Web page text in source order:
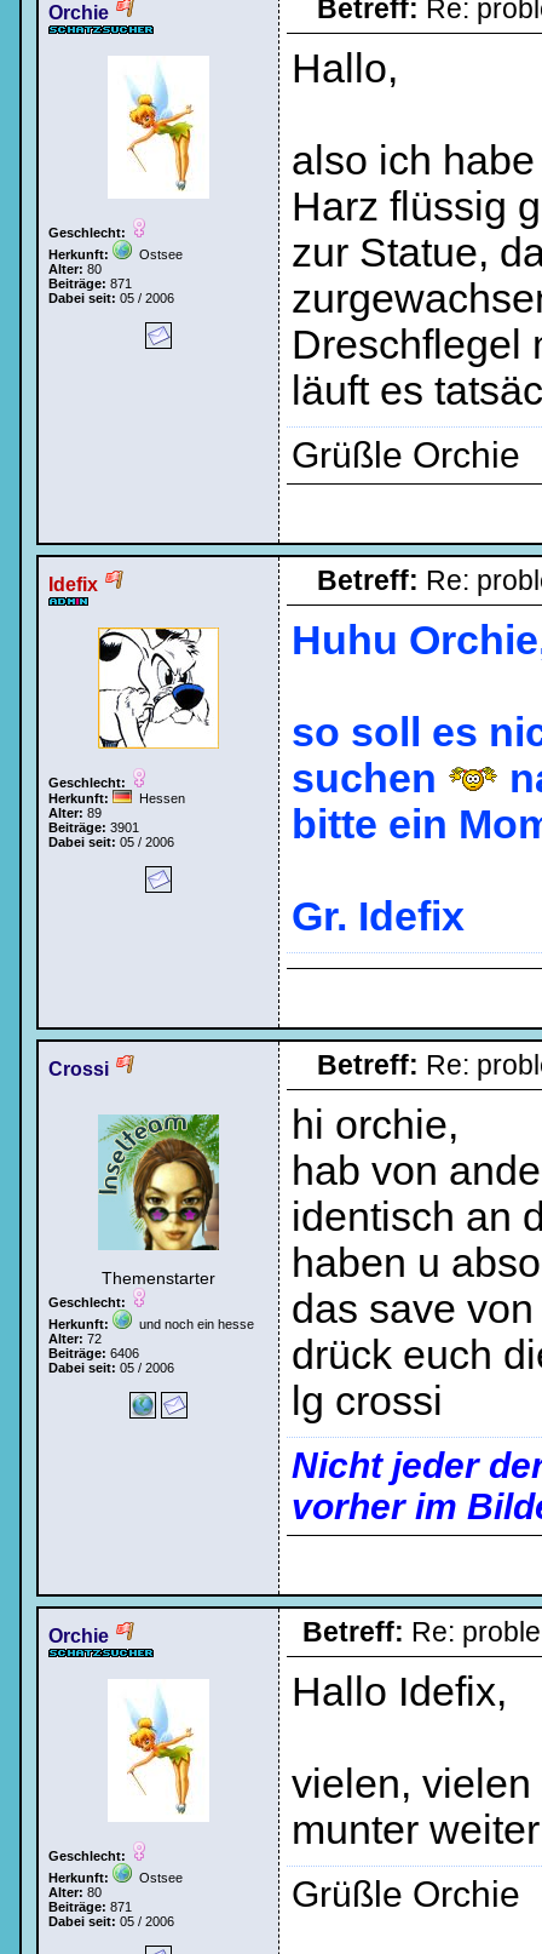
Orchie
Geschlecht:
Herkunft:
Ostsee
Alter: 80
Beiträge: 871
Dabei seit: 05 / 2006
Betreff: Re:
Hallo,
also ich
Harz flüssig
zur Statue,
Dreschflegel
läuft es
Grüßle Orchie
Idefix
Geschlecht:
Herkunft:
Hessen
Alter: 89
Beiträge: 3901
Dabei seit: 05 / 2006
Betreff: Re:
Huhu
so soll es
suchen
bitte ein
Gr. Idefix
Crossi
Themenstarter
Geschlecht:
Herkunft:
und noch ein hesse
Alter: 72
Beiträge: 6406
Dabei seit: 05 / 2006
Betreff: Re:
hi orchie,
hab von
identisch an
haben u
das save
drück euch
lg crossi
Nicht jeder
vorher im
Orchie
Geschlecht:
Herkunft:
Ostsee
Alter: 80
Beiträge: 871
Dabei seit: 05 / 2006
Betreff: Re:
Hallo Idefix,
vielen,
munter
Grüßle Orchie